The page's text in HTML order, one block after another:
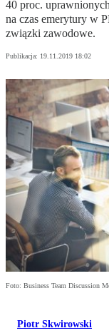
40 proc.
na czas emerytury w
związki zawodowe.
Publikacja: 19.11.2019 18:02
Foto: Business Team Discussion
Piotr Skwirowski